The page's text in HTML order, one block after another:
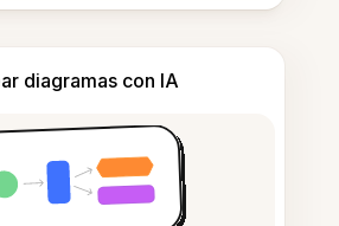
diagramas con IA